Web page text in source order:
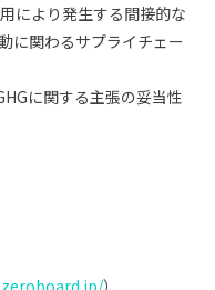
により発生する間接的な
に関わるサプライチェー
に関する主張の妥当性
）